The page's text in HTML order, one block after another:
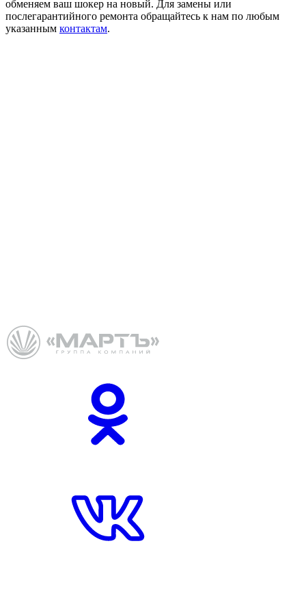
обменяем ваш шокер на новый. Для замены или
послегарантийного ремонта обращайтесь к нам по любым
указанным контактам.